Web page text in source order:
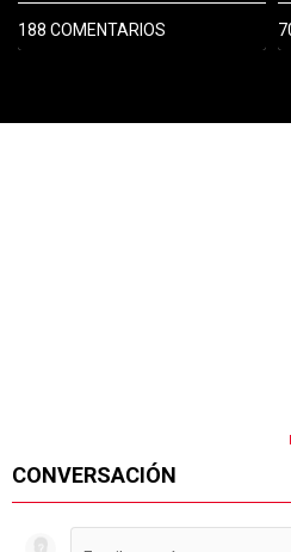
188 COMENTARIOS
CONVERSACIÓN